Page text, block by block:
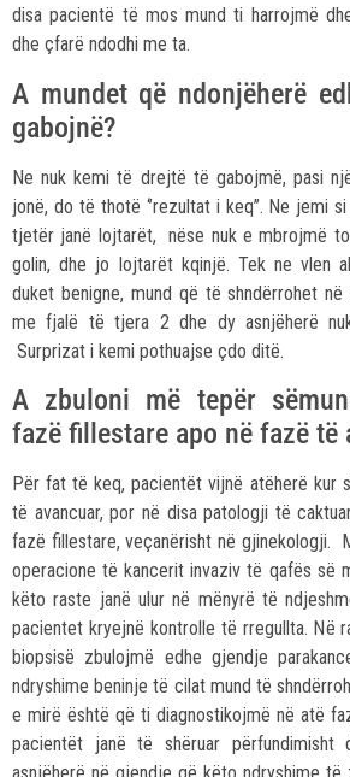
disa pacientë të mos mund ti harrojmë
dhe çfarë ndodhi me ta.
A mundet që ndonjëherë
gabojnë?
Ne nuk kemi të drejtë të gabojmë, pasi
jonë, do të thotë ‘’rezultat i keq’’. Ne jemi
tjetër janë lojtarët, nëse nuk e mbrojmë
golin, dhe jo lojtarët kqinjë. Tek ne vlen
duket benigne, mund që të shndërrohet në
me fjalë të tjera 2 dhe dy asnjëherë
Surprizat i kemi pothuajse çdo ditë.
A zbuloni më tepër
fazë fillestare apo në fazë të
Për fat të keq, pacientët vijnë atëherë kur
të avancuar, por në disa patologji të
fazë fillestare, veçanërisht në gjinekologji.
operacione të kancerit invaziv të qafës së
këto raste janë ulur në mënyrë të
pacientet kryejnë kontrolle të rregullta. Në
biopsisë zbulojmë edhe gjendje
ndryshime beninje të cilat mund të
e mirë është që ti diagnostikojmë në atë
pacientët janë të shëruar